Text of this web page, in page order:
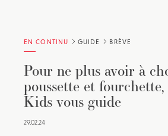
EN CONTINU GUIDE BRÈVE
Pour ne plus avoir à
poussette et
Kids vous guide
29.02.24